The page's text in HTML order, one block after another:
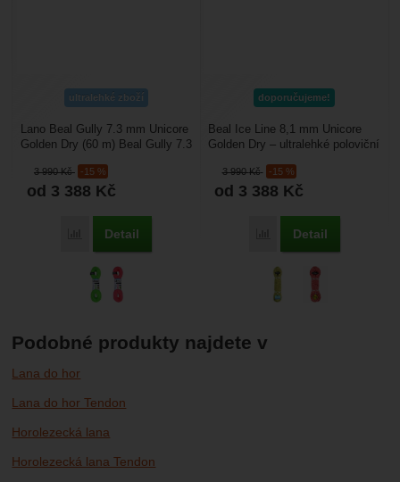
ultralehké zboží
3 990Kč -15 %
od 3 388 Kč
Porovnat
Detail
Lano Beal Gully 7.3 mm Unicore
Golden Dry (60 m) Beal Gully 7.3
na...
doporučujeme!
3 990Kč -15 %
od 3 388 Kč
Porovnat
Detail
Beal Ice Line 8,1 mm Unicore
Golden Dry – ultralehké poloviční
pro zimní...
Podobné produkty najdete v
Lana do hor
Lana do hor Tendon
Horolezecká lana
Horolezecká lana Tendon